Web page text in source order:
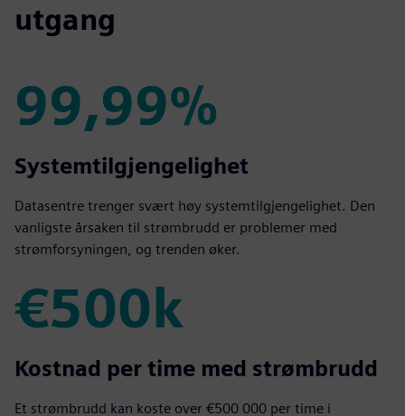
utgang
99,99%
99,99%
Systemtilgjengelighet
Datasentre trenger svært høy systemtilgjengelighet. Den
vanligste årsaken til strømbrudd er problemer med
strømforsyningen, og trenden øker.
€500k
€500k
Kostnad per time med strømbrudd
Et strømbrudd kan koste over €500 000 per time i